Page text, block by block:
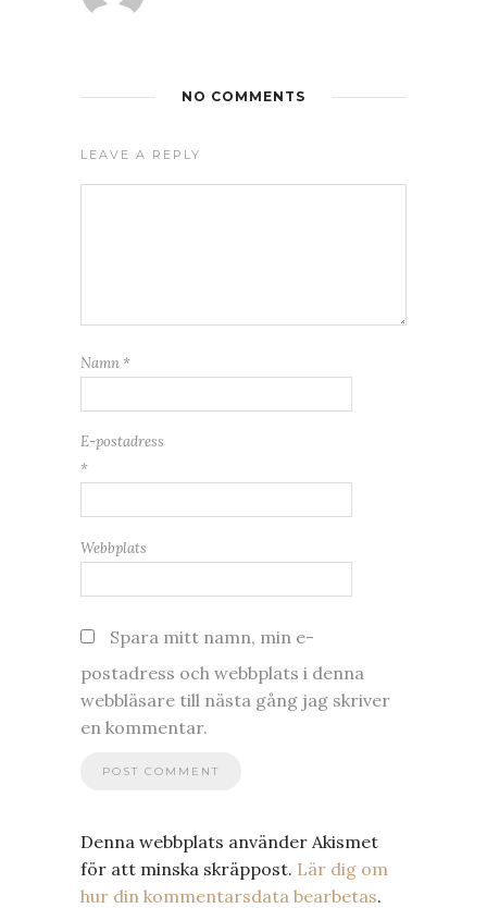
NO COMMENTS
LEAVE A REPLY
Namn *
E-postadress
*
Webbplats
Spara mitt namn, min e-
postadress och webbplats i denna
webbläsare till nästa gång jag skriver
en kommentar.
Denna webbplats använder Akismet
för att minska skräppost. Lär dig om
hur din kommentarsdata bearbetas.